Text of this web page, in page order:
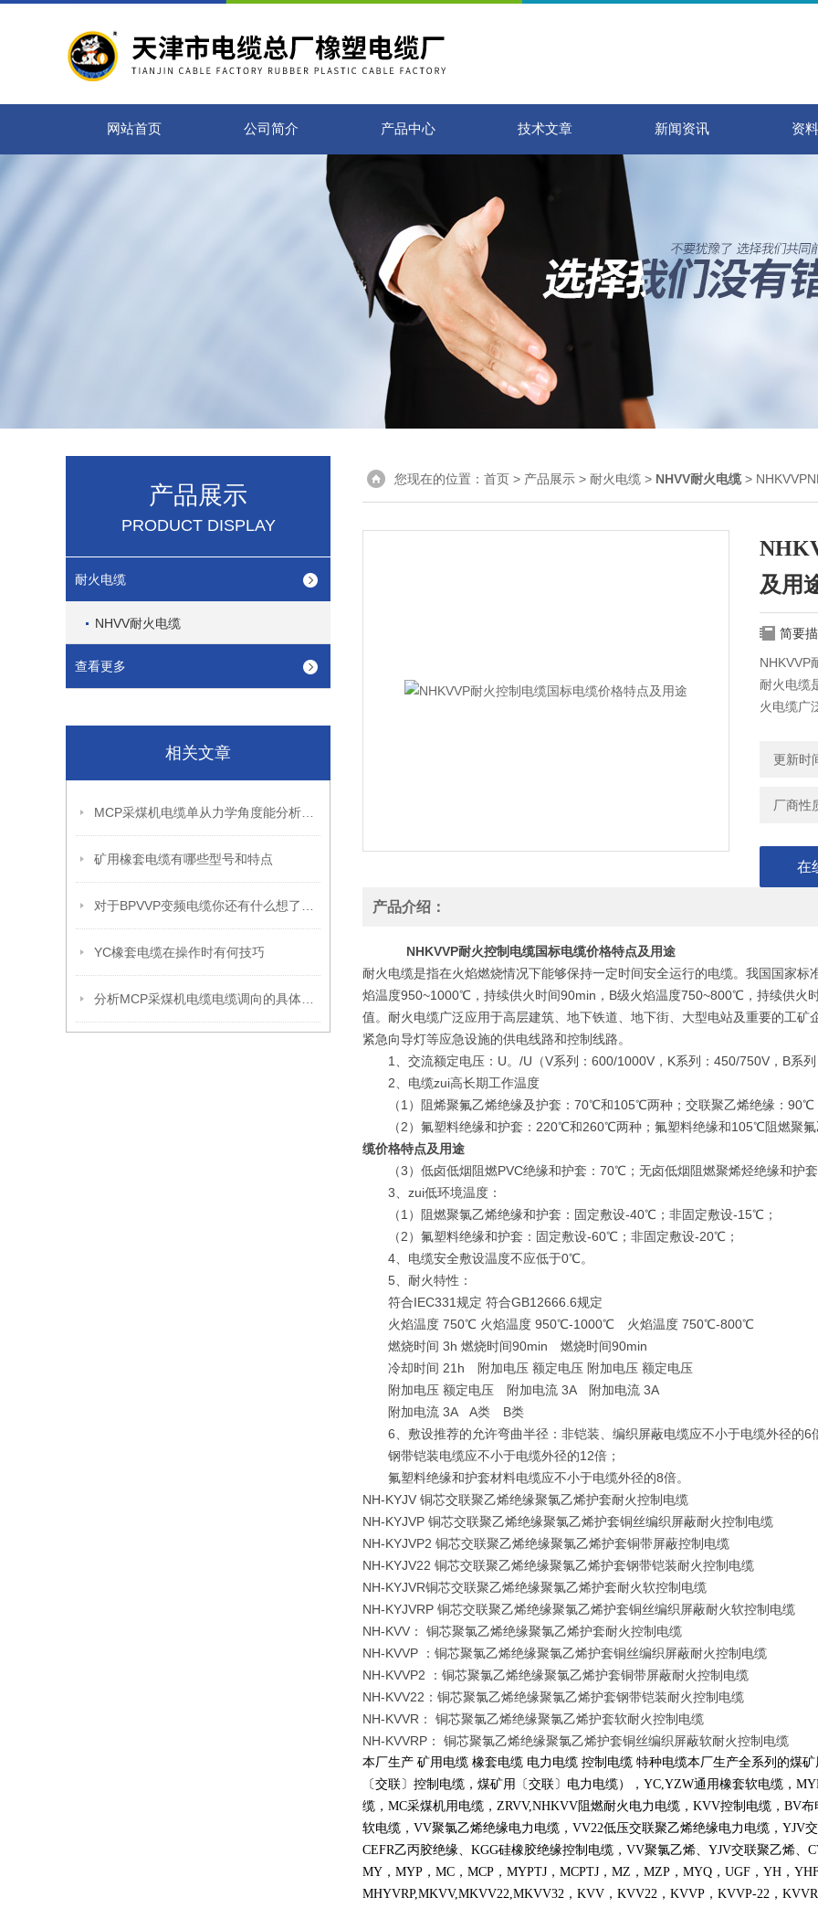
网站首页 公司简介 产品中心 技术文章 新闻资讯 资
产品展示
PRODUCT DISPLAY
耐火电缆
NHVV耐火电缆
查看更多
相关文章
矿用橡套电缆有哪些型号和特点
YC橡套电缆在操作时有何技巧
您现在的位置： 首页 > 产品展示 > 耐火电缆 > NHVV耐火电缆>
及用
简要
NHKVVP
耐火电缆
火电缆广
导灯等
更新时
厂商性
在
产品介绍：
NHKVVP耐火控制电缆国标电缆价格特点及用途
耐火电缆是指在火焰燃烧情况下能够保持一定时间安全运行的电缆。我国国家
焰温度950~1000℃，持续供火时间90min，B级火焰温度750~800℃，持续供火
值。耐火电缆广泛应用于高层建筑、地下铁道、地下街、大型电站及重要的工
紧急向导灯等应急设施的供电线路和控制线路。
1、交流额定电压：U。/U（V系列：600/1000V，K系列：450/750V，B系列
2、电缆zui高长期工作温度
（1）阻烯聚氟乙烯绝缘及护套：70℃和105℃两种；交联聚乙烯绝缘：90℃
（2）氟塑料绝缘和护套：220℃和260℃两种；氟塑料绝缘和105℃阻燃聚
缆价格特点及用途
（3）低卤低烟阻燃PVC绝缘和护套：70℃；无卤低烟阻燃聚烯烃绝缘和护
3、zui低环境温度：
（1）阻燃聚氯乙烯绝缘和护套：固定敷设-40℃；非固定敷设-15℃；
（2）氟塑料绝缘和护套：固定敷设-60℃；非固定敷设-20℃；
4、电缆安全敷设温度不应低于0℃。
5、耐火特性：
符合IEC331规定 符合GB12666.6规定
火焰温度 750℃ 火焰温度 950℃-1000℃ 火焰温度 750℃-800℃
燃烧时间 3h 燃烧时间90min 燃烧时间90min
冷却时间 21h 附加电压 额定电压 附加电压 额定电压
附加电压 额定电压 附加电流 3A 附加电流 3A
附加电流 3A A类 B类
6、敷设推荐的允许弯曲半径：非铠装、编织屏蔽电缆应不小于电缆外径的6
钢带铠装电缆应不小于电缆外径的12倍；
氟塑料绝缘和护套材料电缆应不小于电缆外径的8倍。
NH-KYJV 铜芯交联聚乙烯绝缘聚氯乙烯护套耐火控制电缆
NH-KYJVP 铜芯交联聚乙烯绝缘聚氯乙烯护套铜丝编织屏蔽耐火控制电缆
NH-KYJVP2 铜芯交联聚乙烯绝缘聚氯乙烯护套铜带屏蔽控制电缆
NH-KYJV22 铜芯交联聚乙烯绝缘聚氯乙烯护套钢带铠装耐火控制电缆
NH-KYJVR铜芯交联聚乙烯绝缘聚氯乙烯护套耐火软控制电缆
NH-KYJVRP 铜芯交联聚乙烯绝缘聚氯乙烯护套铜丝编织屏蔽耐火软控制电缆
NH-KVV： 铜芯聚氯乙烯绝缘聚氯乙烯护套耐火控制电缆
NH-KVVP ：铜芯聚氯乙烯绝缘聚氯乙烯护套铜丝编织屏蔽耐火控制电缆
NH-KVVP2 ：铜芯聚氯乙烯绝缘聚氯乙烯护套铜带屏蔽耐火控制电缆
NH-KVV22：铜芯聚氯乙烯绝缘聚氯乙烯护套钢带铠装耐火控制电缆
NH-KVVR： 铜芯聚氯乙烯绝缘聚氯乙烯护套软耐火控制电缆
NH-KVVRP： 铜芯聚氯乙烯绝缘聚氯乙烯护套铜丝编织屏蔽软耐火控制电缆
本厂生产 矿用电缆 橡套电缆 电力电缆 控制电缆 特种电缆本厂生产全系列的煤
〔交联〕控制电缆，煤矿用〔交联〕电力电缆）， YC,YZW通用橡套软电缆，
缆， MC采煤机用电缆， ZRVV,NHKVV阻燃耐火电力电缆， KVV控制电缆， BV布
软电缆， VV聚氯乙烯绝缘电力电缆， VV22低压交联聚乙烯绝缘电力电缆， YJV
CEFR乙丙胶绝缘、 KGG硅橡胶绝缘控制电缆， VV聚氯乙烯、 YJV交联聚乙烯、
MY ， MYP ， MC ， MCP ， MYPTJ ， MCPTJ ， MZ ， MZP ， MYQ ， UGF ， YH ，
MHYVRP,MKVV,MKVV22,MKVV32 ， KVV ， KVV22 ， KVVP ， KVVP-22 ， KVVR